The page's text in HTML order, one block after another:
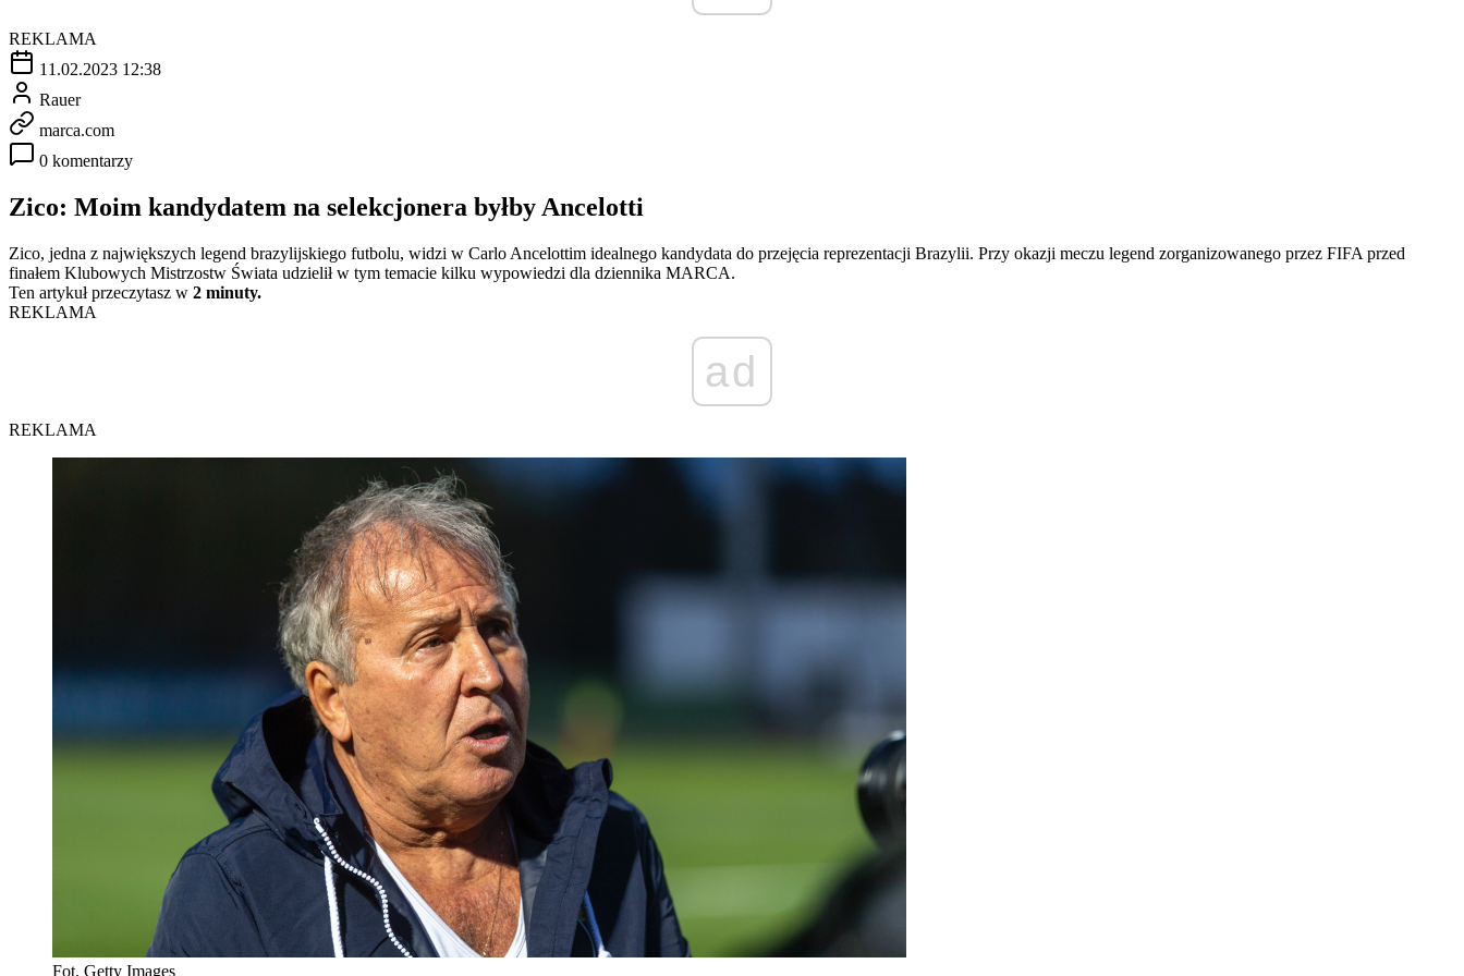
REKLAMA
11.02.2023 12:38
Rauer
marca.com
0 komentarzy
Zico: Moim kandydatem na selekcjonera byłby Ancelotti
Zico, jedna z największych legend brazylijskiego futbolu, widzi w Carlo Ancelottim idealnego kandydata do przejęcia reprezentacji Brazylii. Przy okazji meczu legend zorganizowanego przez FIFA przed
finałem Klubowych Mistrzostw Świata udzielił w tym temacie kilku wypowiedzi dla dziennika MARCA.
Ten artykuł przeczytasz w 2 minuty.
REKLAMA
ad
REKLAMA
Fot. Getty Images